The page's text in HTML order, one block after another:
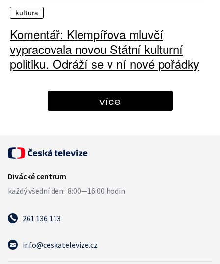
kultura
Komentář: Klempířova mluvčí
vypracovala novou Státní kulturní
politiku. Odráží se v ní nové pořádky
více
261 136 113
info@ceskatelevize.cz